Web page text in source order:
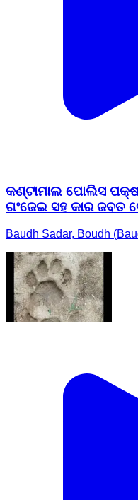
କଣ୍ଟାମାଲ ପୋଲିସ
ଗଂଜେଇ ସହ କାର ଜବତ
Baudh Sadar, Boudh